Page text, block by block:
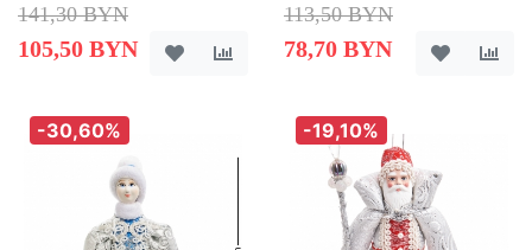
141,30 BYN
105,50 BYN
113,50 BYN
78,70 BYN
-30,60% -19,10%